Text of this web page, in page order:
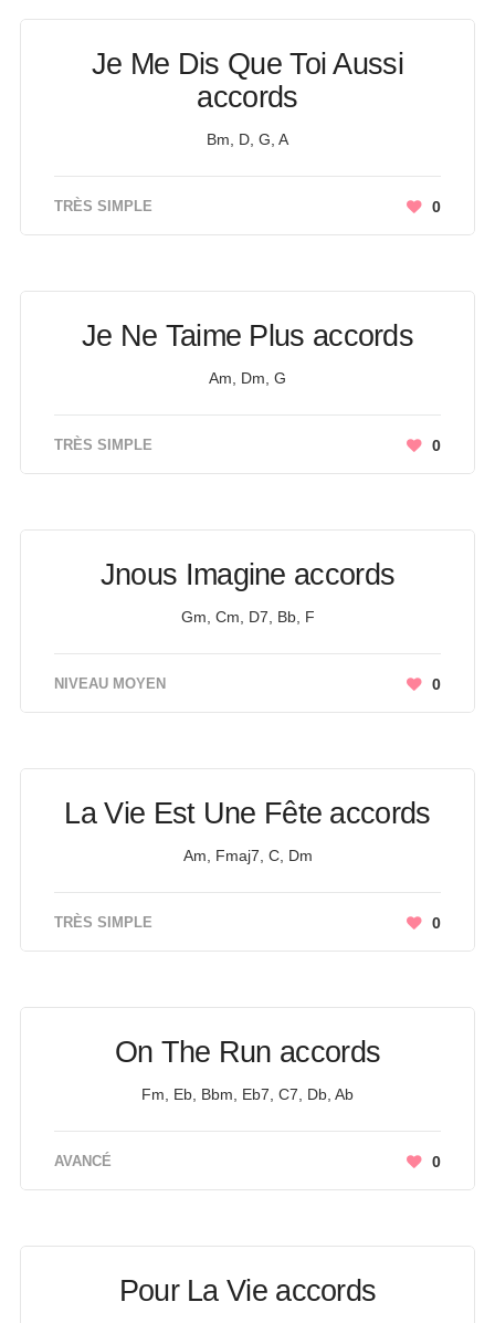
Je Me Dis Que Toi Aussi
accords
Bm, D, G, A
TRÈS SIMPLE 0
Je Ne Taime Plus accords
Am, Dm, G
TRÈS SIMPLE 0
Jnous Imagine accords
Gm, Cm, D7, Bb, F
NIVEAU MOYEN 0
La Vie Est Une Fête accords
Am, Fmaj7, C, Dm
TRÈS SIMPLE 0
On The Run accords
Fm, Eb, Bbm, Eb7, C7, Db, Ab
AVANCÉ 0
Pour La Vie accords